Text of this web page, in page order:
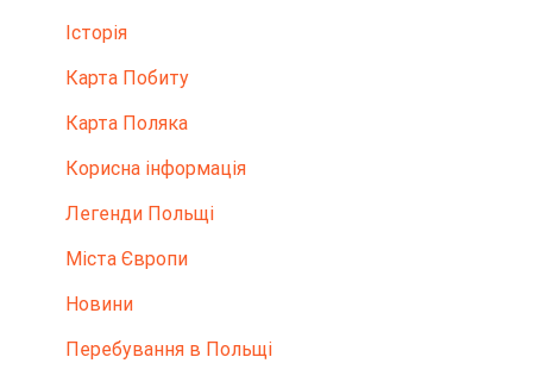
Історія
Карта Побиту
Карта Поляка
Корисна інформація
Легенди Польщі
Міста Європи
Новини
Перебування в Польщі